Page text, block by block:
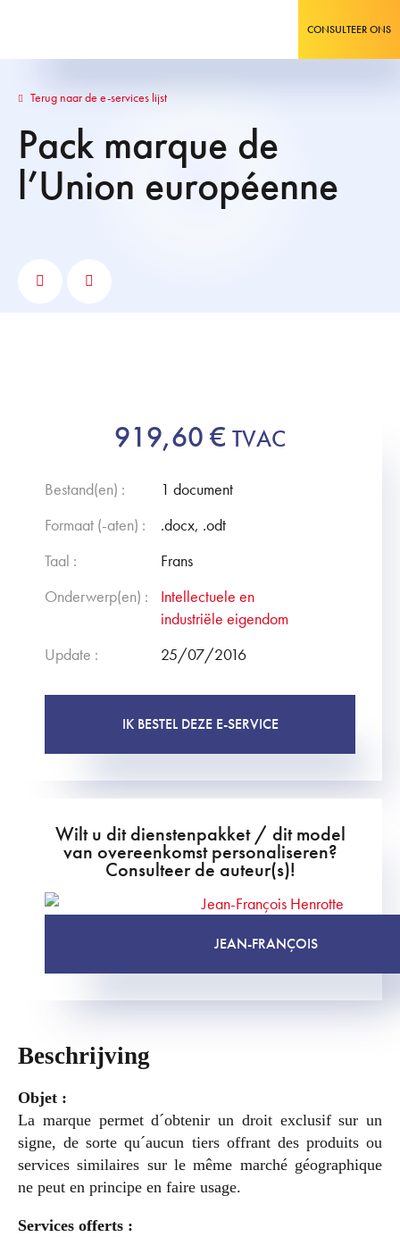
CONSULTEER ONS
Terug naar de e-services lijst
Pack marque de
l’Union européenne
919,60€ TVAC
Bestand(en) :
1 document
Formaat (-aten) :
.docx, .odt
Taal :
Frans
Onderwerp(en) :
Intellectuele en
industriële eigendom
Update :
25/07/2016
IK BESTEL DEZE E-SERVICE
Wilt u dit dienstenpakket / dit model
van overeenkomst personaliseren?
Consulteer de auteur(s)!
JEAN-FRANÇOIS
Beschrijving
Objet :
La marque permet d´obtenir un droit exclusif sur un
signe, de sorte qu´aucun tiers offrant des produits ou
services similaires sur le même marché géographique
ne peut en principe en faire usage.
Services offerts :